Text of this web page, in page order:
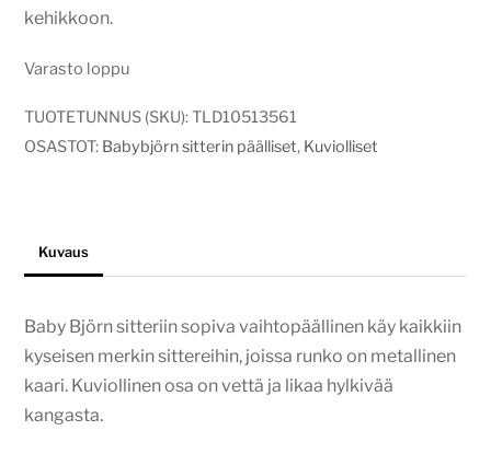
kehikkoon.
Varasto loppu
TUOTETUNNUS (SKU):TLD10513561
OSASTOT: Babybjörn sitterin päälliset, Kuviolliset
Kuvaus
Baby Björn sitteriin sopiva vaihtopäällinen käy kaikkiin
kyseisen merkin sittereihin, joissa runko on metallinen
kaari. Kuviollinen osa on vettä ja likaa hylkivää
kangasta.